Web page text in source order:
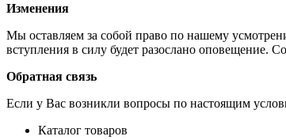
Изменения
Мы оставляем за собой право по нашему
вступления в силу будет разослано оповещение.
Обратная связь
Если у Вас возникли вопросы по настоящим
Каталог товаров